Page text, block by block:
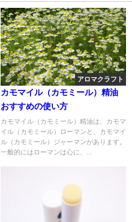
アロマクラフト
カモマイル（カモミール）精油
おすすめの使い方
カモマイル（カモミール）精油は、カモマ
イル（カモミール）ローマンと、カモマイ
ル（カモミール）ジャーマンがあります。
一般的にはローマンは心に、...